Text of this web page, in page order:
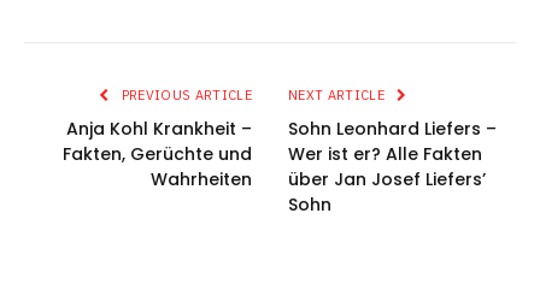
PREVIOUS ARTICLE
Anja Kohl Krankheit –
Fakten, Gerüchte und
Wahrheiten
NEXT ARTICLE
Sohn Leonhard Liefers –
Wer ist er? Alle Fakten
über Jan Josef Liefers’
Sohn